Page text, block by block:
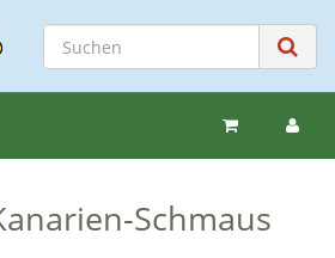
Schmaus